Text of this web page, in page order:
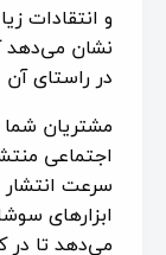
و انتقادات
نشان می‌دهد
در راستای آن
مشتریان شما
اجتماعی
سرعت انتشار
ابزارهای
می‌دهد تا در